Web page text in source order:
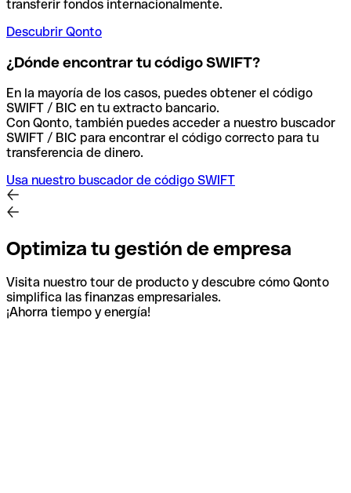
transferir fondos internacionalmente.
Descubrir Qonto
¿Dónde encontrar tu código SWIFT?
En la mayoría de los casos, puedes obtener el código
SWIFT / BIC en tu extracto bancario.
Con Qonto, también puedes acceder a nuestro buscador
SWIFT / BIC para encontrar el código correcto para tu
transferencia de dinero.
Usa nuestro buscador de código SWIFT
Optimiza tu gestión de empresa
Visita nuestro tour de producto y descubre cómo Qonto
simplifica las finanzas empresariales.
¡Ahorra tiempo y energía!